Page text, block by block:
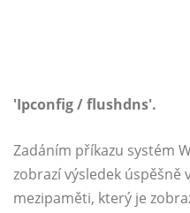
'Ipconfig / flushdns'.
Zadáním příkazu systém
zobrazí výsledek úspěšně
mezipaměti, který je